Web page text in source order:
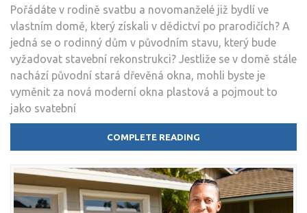
s
názvem
Plastová
okna
jako
svatební
Pořádáte v rodině svatbu a novomanželé již bydlí ve
vlastním domě, který získali v dědictví po prarodičích? A
jedná se o rodinný dům v původním stavu, který bude
vyžadovat stavební rekonstrukci? Jestliže se v domě stále
nachází původní stará dřevěná okna, mohli byste je
vyměnit za nová moderní okna plastová a pojmout to
jako svatební
COMPLETE READING
Služby